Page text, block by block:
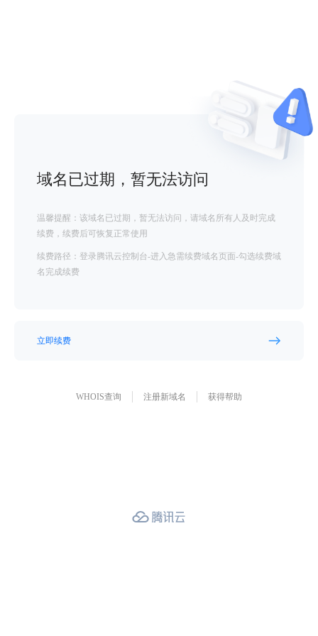
域名已过期，暂无法访问
温馨提醒：该域名已过期，暂无法访问，请域名所有人及时完成
续费，续费后可恢复正常使用
续费路径：登录腾讯云控制台-进入急需续费域名页面-勾选续费域
名完成续费
立即续费
WHOIS查询 注册新域名 获得帮助